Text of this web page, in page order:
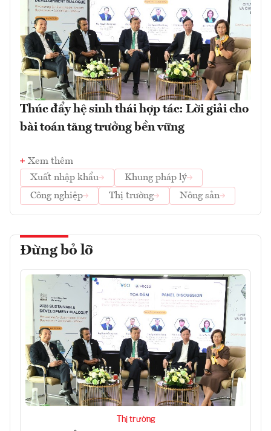
Thúc đẩy hệ sinh thái hợp tác: Lời giải cho
bài toán tăng trưởng bền vững
Xem thêm
Xuất nhập khẩu
Khung pháp lý
Công nghiệp
Thị trường Nông sản
Đừng bỏ lỡ
Thị trường